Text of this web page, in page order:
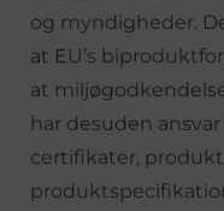
og myndigheder.
at EU’s
at
har desuden
certifikater,